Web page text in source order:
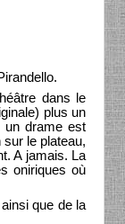
dans le
plus un
un drame est
le plateau,
A jamais. La
oniriques où
que de la